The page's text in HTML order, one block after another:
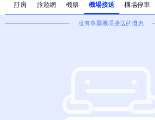
國內外旅遊 訂房 旅遊
訂房 旅遊網 機票 機場接送 機場停車
沒有專屬機場接送的優惠